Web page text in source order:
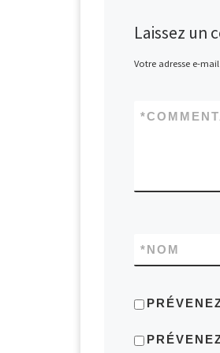
Laissez un
Votre adresse e-
*
NOM
*